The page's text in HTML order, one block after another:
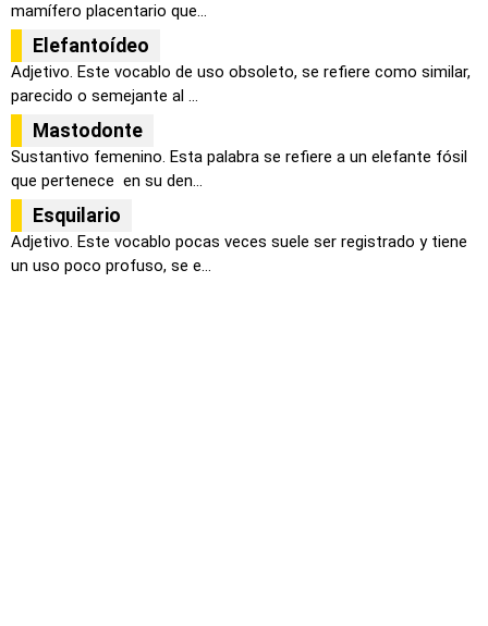
mamífero placentario que...
Elefantoídeo
Adjetivo. Este vocablo de uso obsoleto, se refiere como similar,
parecido o semejante al ...
Mastodonte
Sustantivo femenino. Esta palabra se refiere a un elefante fósil
que pertenece en su den...
Esquilario
Adjetivo. Este vocablo pocas veces suele ser registrado y tiene
un uso poco profuso, se e...